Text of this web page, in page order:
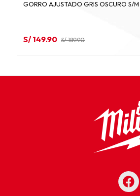
GORRO AJUSTADO GRIS OSCURO S/M
S/ 149.90 S/ 189.90